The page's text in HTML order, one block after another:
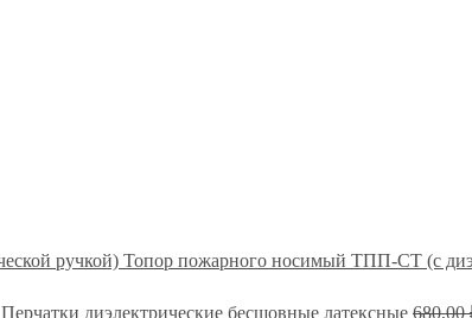
Топор пожарного носимый ТПП-СТ (с
Перчатки диэлектрические бесшовные латексные 680,00